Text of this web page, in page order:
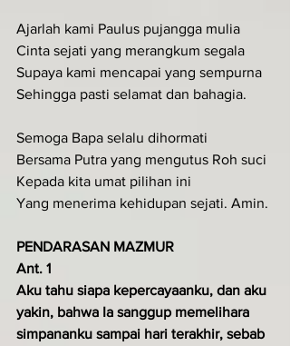
Ajarlah kami Paulus pujangga mulia
Cinta sejati yang merangkum segala
Supaya kami mencapai yang sempurna
Sehingga pasti selamat dan bahagia.
Semoga Bapa selalu dihormati
Bersama Putra yang mengutus Roh suci
Kepada kita umat pilihan ini
Yang menerima kehidupan sejati. Amin.
PENDARASAN MAZMUR
Ant. 1
Aku tahu siapa kepercayaanku, dan aku
yakin, bahwa Ia sanggup me­melihara
simpananku sampai hari terakhir, sebab